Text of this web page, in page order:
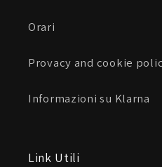
Orari
Provacy and cookie
Informazioni su Klarna
Link Utili